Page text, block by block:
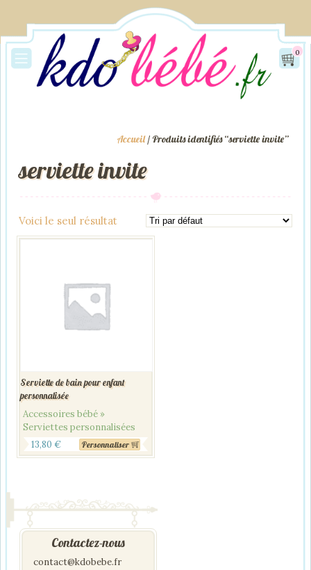
0
Accueil/ Produits identifiés “serviette invite”
serviette invite
Voici le seul résultat
Serviette de bain pour enfant
personnalisée
Accessoires bébé »
Serviettes personnalisées
13,80 € Personnaliser
Contactez-nous
contact@kdobebe.fr